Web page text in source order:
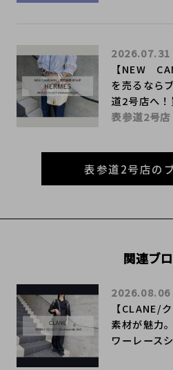
【NEW
を売るなら
道2号店へ
2026.07.31
表参道2号店
表参道2号店の
関連ブ
【CLANE/
素材が魅力
ワーレース
2026.08.06